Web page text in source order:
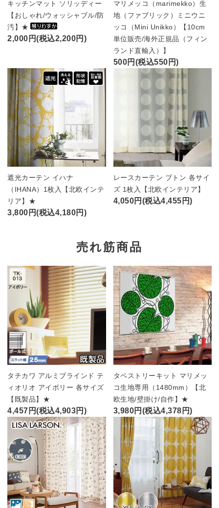
キッチンマット ソリッディー
【おしゃれ/ウォッシャブル/防
汚】★
2,000円(税込2,200円)
マリメッコ（marimekko）生
地（ファブリック）ミニウニ
ッコ（Mini Unikko）【10cm
単位販売/海外正規品（フィン
ランド直輸入）】
500円(税込550円)
遮光カーテン イハナ
（IHANA）1枚入【北欧インテ
リア】★
3,800円(税込4,180円)
レースカーテン ブトン 各サイ
ズ 1枚入【北欧インテリア】
4,050円(税込4,455円)
売れ筋商品
タチカワ アルミブラインド テ
ィオリオ アイボリー 各サイズ
【既製品】★
4,457円(税込4,903円)
タペストリーキット マリメッ
コ生地専用（1480mm）【北
欧生地/壁掛け/自作】★
3,980円(税込4,378円)